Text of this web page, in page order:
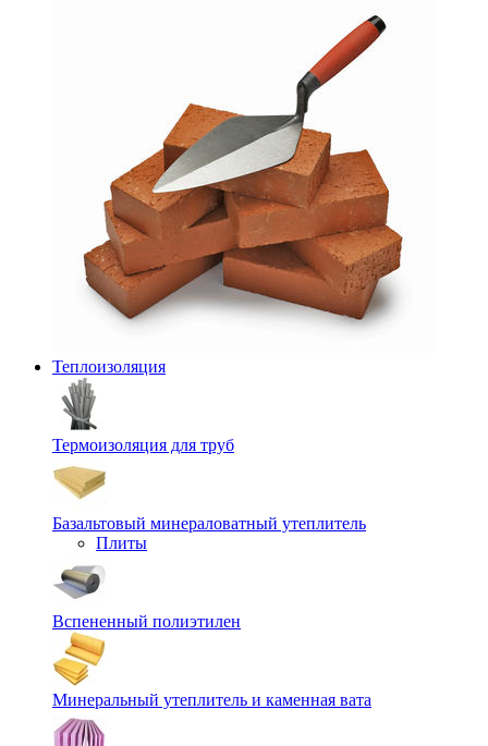
Теплоизоляция
Термоизоляция для труб
Базальтовый минераловатный утеплитель
Плиты
Вспененный полиэтилен
Минеральный утеплитель и каменная вата